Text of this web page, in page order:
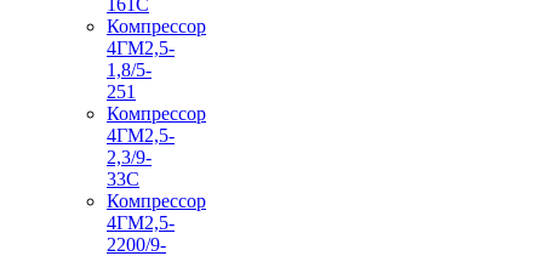
161С
Компрессор
4ГМ2,5-
1,8/5-
251
Компрессор
4ГМ2,5-
2,3/9-
33С
Компрессор
4ГМ2,5-
2200/9-